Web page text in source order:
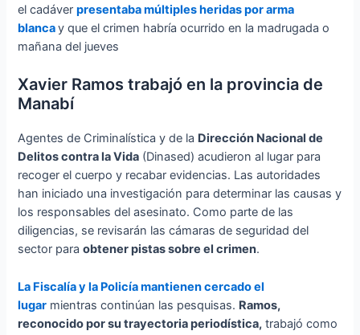
el cadáverpresentaba múltiples heridas por arma
blancay que el crimen habría ocurrido en la madrugada o
mañana del jueves
Xavier Ramos trabajó en la provincia de
Manabí
Agentes de Criminalística y de la Dirección Nacional de
Delitos contra la Vida (Dinased) acudieron al lugar para
recoger el cuerpo y recabar evidencias. Las autoridades
han iniciado una investigación para determinar las causas y
los responsables del asesinato. Como parte de las
diligencias, se revisarán las cámaras de seguridad del
sector paraobtener pistas sobre el crimen.
La Fiscalía y la Policía mantienen cercado el
lugar mientras continúan las pesquisas. Ramos,
reconocido por su trayectoria periodística, trabajó como